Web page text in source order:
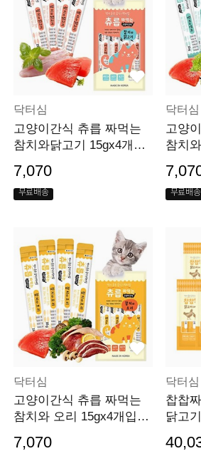
닥터심
고양이간식 츄릅 짜먹는
참치와닭고기 15gx4개입
7,070
무료배송
닥터심
고양
참치
무료배송
닥터심
고양이간식 츄릅 짜먹는
참치와 오리 15gx4개입
7,070
닥터심
찹찹
닭고